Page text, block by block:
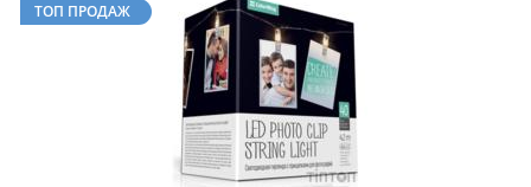
ТОП ПРОДАЖ